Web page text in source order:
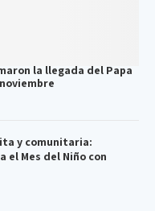
la llegada del Papa
y comunitaria:
el Mes del Niño con